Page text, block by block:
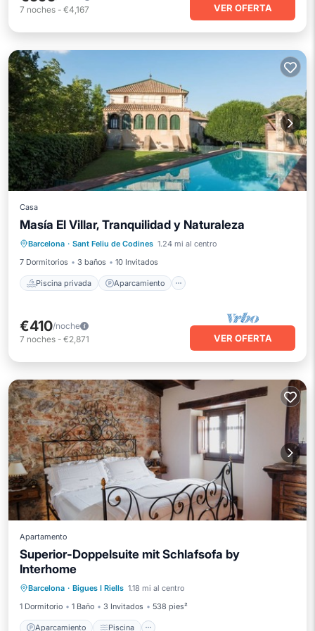
7 noches - €4,167 VER OFERTA
Casa
Masía El Villar, Tranquilidad y Naturaleza
Barcelona · Sant Feliu de Codines 1.24 mi al centro
7 Dormitorios
3 baños 10 Invitados
Piscina privada Aparcamiento
Piscina privada
Aparcamiento
Piscina
Vista al mar
€410/noche
7 noches - €2,871 VER OFERTA
Apartamento
Superior-Doppelsuite mit Schlafsofa by
Interhome
Barcelona · Bigues I Riells 1.18 mi al centro
1 Dormitorio
1 Baño 3 Invitados 538 pies²
Aparcamiento Piscina
Aparcamiento
Balcón/Terraza
Cocina